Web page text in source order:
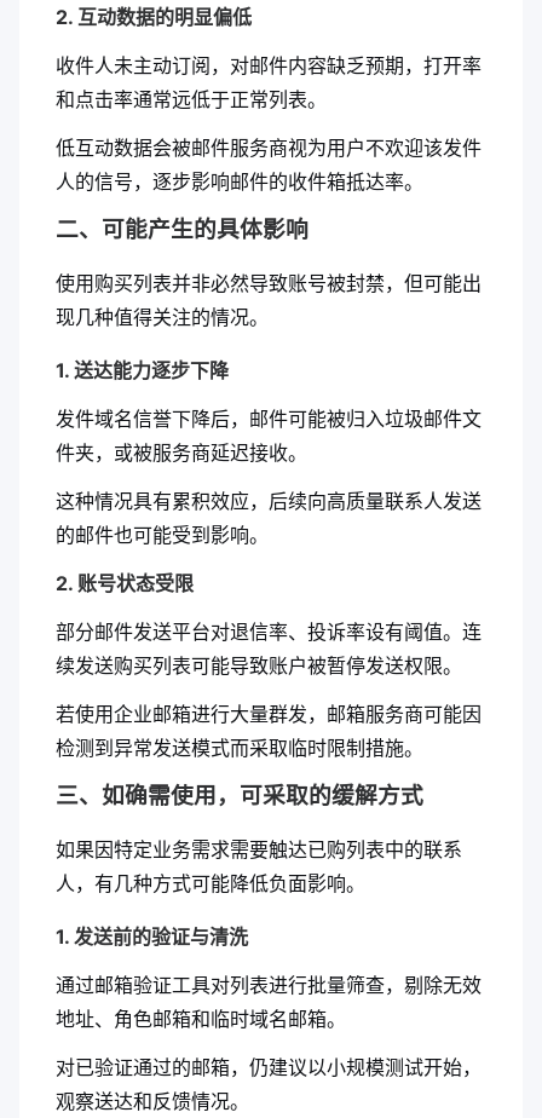
2. 互动数据的明显偏低
收件人未主动订阅，对邮件内容缺乏预期，打开率
和点击率通常远低于正常列表。
低互动数据会被邮件服务商视为用户不欢迎该发件
人的信号，逐步影响邮件的收件箱抵达率。
二、可能产生的具体影响
使用购买列表并非必然导致账号被封禁，但可能出
现几种值得关注的情况。
1. 送达能力逐步下降
发件域名信誉下降后，邮件可能被归入垃圾邮件文
件夹，或被服务商延迟接收。
这种情况具有累积效应，后续向高质量联系人发送
的邮件也可能受到影响。
2. 账号状态受限
部分邮件发送平台对退信率、投诉率设有阈值。连
续发送购买列表可能导致账户被暂停发送权限。
若使用企业邮箱进行大量群发，邮箱服务商可能因
检测到异常发送模式而采取临时限制措施。
三、如确需使用，可采取的缓解方式
如果因特定业务需求需要触达已购列表中的联系
人，有几种方式可能降低负面影响。
1. 发送前的验证与清洗
通过邮箱验证工具对列表进行批量筛查，剔除无效
地址、角色邮箱和临时域名邮箱。
对已验证通过的邮箱，仍建议以小规模测试开始，
观察送达和反馈情况。